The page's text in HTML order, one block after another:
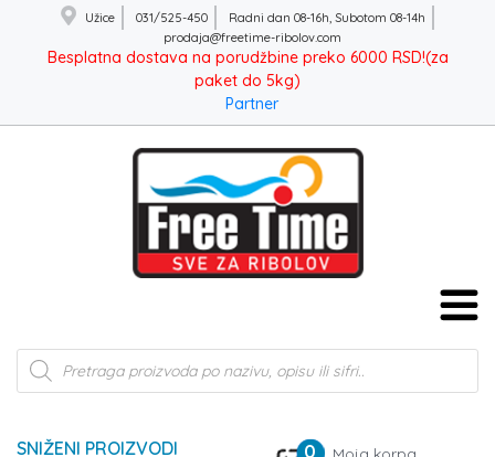
Užice 031/525-450
Radni dan 08-16h, Subotom 08-14h
prodaja@freetime-ribolov.com
Besplatna dostava na porudžbine preko 6000 RSD!(za
paket do 5kg)
Partner
Products
search
SNIŽENI PROIZVODI
0